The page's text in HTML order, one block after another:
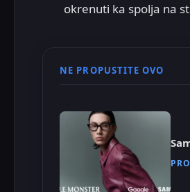
okrenuti ka spolja na
NE PROPUSTITE OVO